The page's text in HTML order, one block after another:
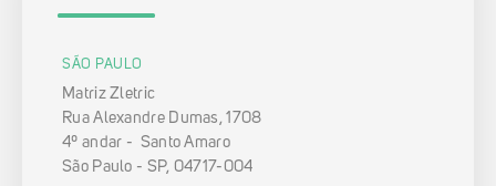
SÃO PAULO
Matriz Zletric
Rua Alexandre Dumas, 1708
4º andar - Santo Amaro
São Paulo - SP, 04717-004